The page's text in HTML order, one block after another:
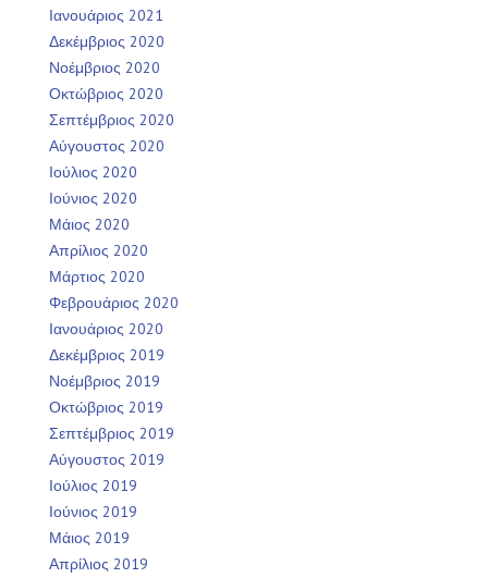
Ιανουάριος 2021
Δεκέμβριος 2020
Νοέμβριος 2020
Οκτώβριος 2020
Σεπτέμβριος 2020
Αύγουστος 2020
Ιούλιος 2020
Ιούνιος 2020
Μάιος 2020
Απρίλιος 2020
Μάρτιος 2020
Φεβρουάριος 2020
Ιανουάριος 2020
Δεκέμβριος 2019
Νοέμβριος 2019
Οκτώβριος 2019
Σεπτέμβριος 2019
Αύγουστος 2019
Ιούλιος 2019
Ιούνιος 2019
Μάιος 2019
Απρίλιος 2019